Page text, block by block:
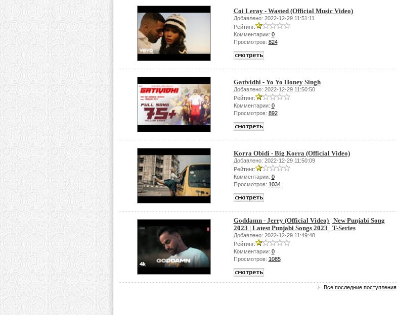
Coi Leray - Wasted (Official Music Video)
Добавлено: 2022-12-29 11:51:11
Рейтинг:
Комментарии: 0
Просмотров: 824
Gatividhi - Yo Yo Honey Singh
Добавлено: 2022-12-29 11:50:50
Рейтинг:
Комментарии: 0
Просмотров: 892
Korra Obidi - Big Korra (Official Video)
Добавлено: 2022-12-29 11:50:09
Рейтинг:
Комментарии: 0
Просмотров: 1034
Goddamn - Jerry (Official Video) | New Punjabi Song
2023 | Latest Punjabi Songs 2023 | T-Series
Добавлено: 2022-12-29 11:49:48
Рейтинг:
Комментарии: 0
Просмотров: 1085
Все последние поступления